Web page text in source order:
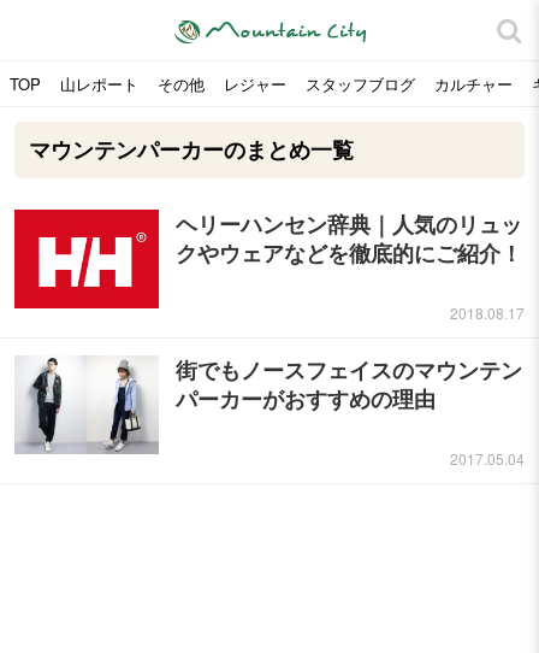
TOP 山レポート その他 レジャー スタッフブログ カルチャー
マウンテンパーカーのまとめ一覧
ヘリーハンセン辞典｜人気のリュッ
クやウェアなどを徹底的にご紹介！
2018.08.17
街でもノースフェイスのマウンテン
パーカーがおすすめの理由
2017.05.04